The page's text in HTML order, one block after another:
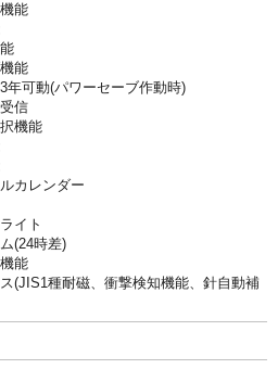
能
能
年可動(パワーセーブ作動時)
信
機能
カレンダー
イト
(24時差)
能
(JIS1種耐磁、衝撃検知機能、針自動補